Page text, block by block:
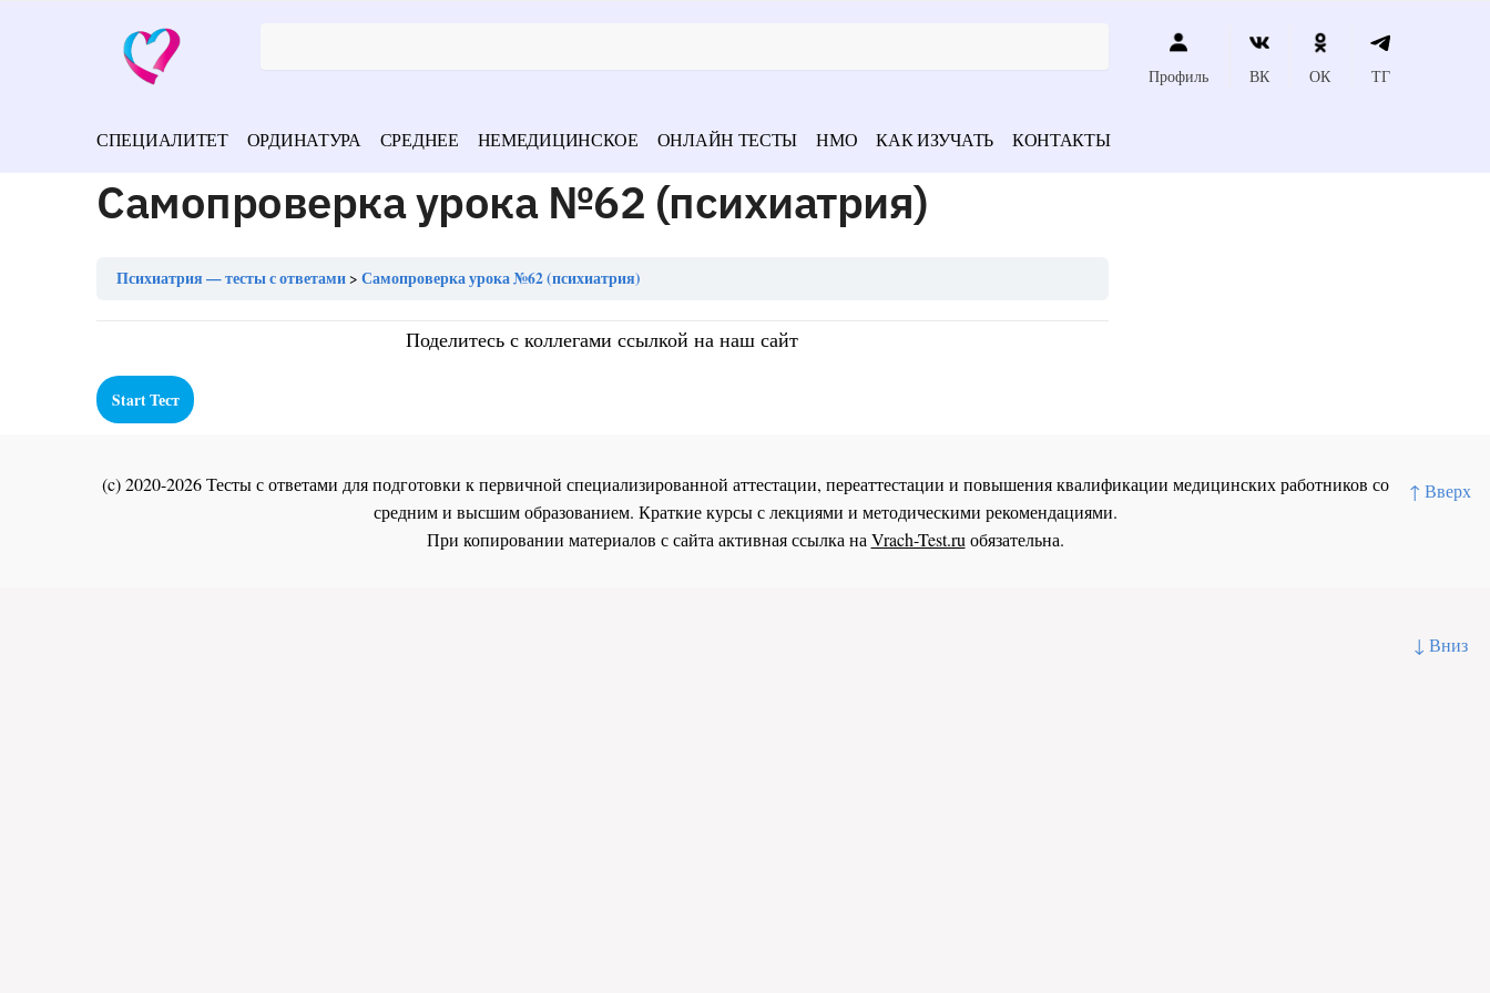
↑ Вверх
↓ Вниз
Профиль ВК ОК ТГ
СПЕЦИАЛИТЕТ ОРДИНАТУРА СРЕДНЕЕ НЕМЕДИЦИНСКОЕ ОНЛАЙН ТЕСТЫ НМО КАК ИЗУЧАТЬ КОНТАКТЫ
Самопроверка урока №62 (психиатрия)
Психиатрия — тесты с ответами Самопроверка урока №62 (психиатрия)
Поделитесь с коллегами ссылкой на наш сайт
(c) 2020-2026 Тесты с ответами для подготовки к первичной специализированной аттестации, переаттестации и повышения квалификации медицинских работников со
средним и высшим образованием. Краткие курсы с лекциями и методическими рекомендациями.
При копировании материалов с сайта активная ссылка на Vrach-Test.ru обязательна.